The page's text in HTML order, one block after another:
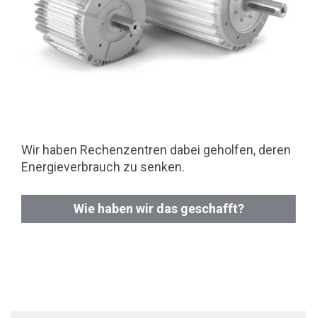
Wir haben Rechenzentren dabei geholfen, deren
Energieverbrauch zu senken.
Wie haben wir das geschafft?